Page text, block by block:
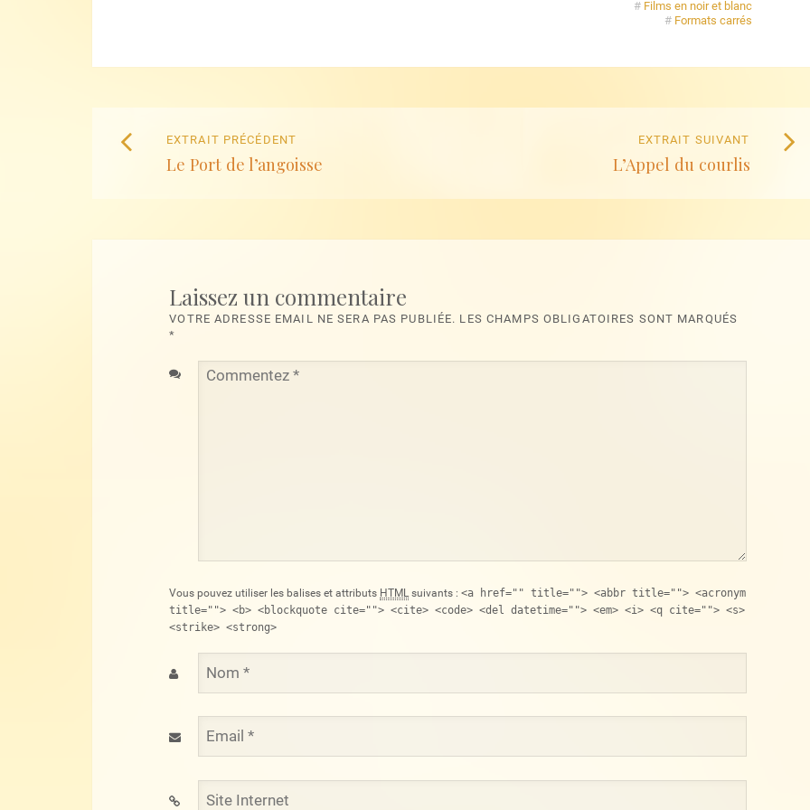
# Films en noir et blanc
# Formats carrés
Naviguez
parmi
articles
EXTRAIT PRÉCÉDENT
précédent
Le Port de l’angoisse
EXTRAIT SUIVANT
L’Appel du courlis
Extrait
Laissez un commentaire
VOTRE ADRESSE EMAIL NE SERA PAS PUBLIÉE. LES CHAMPS OBLIGATOIRES SONT MARQUÉS
*
Commentez
Vous pouvez utiliser les balises et attributs HTMLsuivants :<a href="" title=""> <abbr title=""> <acronym
title=""> <b> <blockquote cite=""> <cite> <code> <del datetime=""> <em> <i> <q cite=""> <s>
<strike> <strong>
Nom
Email
Site